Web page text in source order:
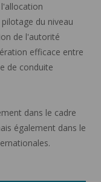
du niveau
de l'autorité
efficace entre
de conduite
dans le cadre
également dans le